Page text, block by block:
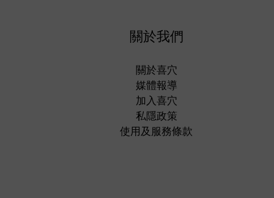
關於我們
關於喜穴
媒體報導
加入喜穴
私隱政策
使用及服務條款